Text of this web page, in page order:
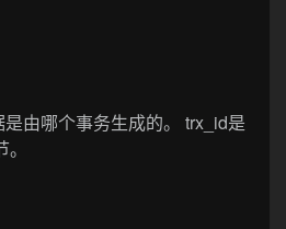
由哪个事务生成的。 trx_id是